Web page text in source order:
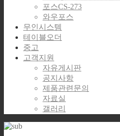
포스CS-273
와우포스
무인시스템
테이블오더
중고
고객지원
자유게시판
공지사항
제품관련문의
자료실
갤러리